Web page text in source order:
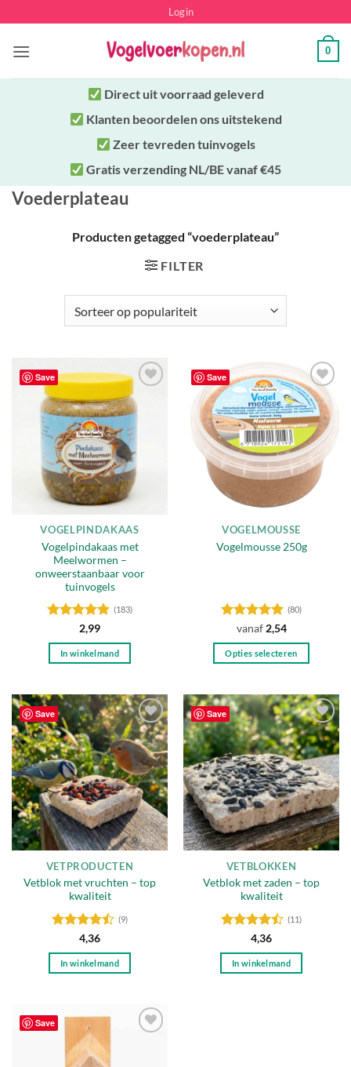
naar
inhoud
Login
0
Direct uitvoorraad geleverd
Klanten beoordelen ons uitstekend
Zeer tevreden tuinvogels
Gratis verzending NL/BE vanaf €45
Voederplateau
Producten getagged “voederplateau”
FILTER
Save
Toevoegen
aan
verlanglijst
VOGELPINDAKAAS
Vogelpindakaas met
Meelwormen –
onweerstaanbaar voor
tuinvogels
Gewaardeerd
4.85uit 5
(183)
2,99
In winkelmand
Save
Toevoegen
aan
verlanglijst
VOGELMOUSSE
Vogelmousse 250g
Gewaardeerd
4.8uit 5
(80)
vanaf 2,54
Opties selecteren
heeft
meerdere
variaties.
Deze
optie
kan
gekozen
worden
op
de
productpagina
Save
Toevoegen
aan
verlanglijst
VETPRODUCTEN
Vetblok met vruchten – top
kwaliteit
Gewaardeerd
4.44uit 5
(9)
4,36
In winkelmand
Save
Toevoegen
aan
verlanglijst
VETBLOKKEN
Vetblok met zaden – top
kwaliteit
Gewaardeerd
4.45uit 5
(11)
4,36
In winkelmand
Save